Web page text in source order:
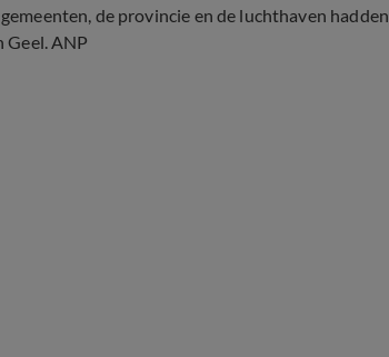
de provincie en de luchthaven
ANP